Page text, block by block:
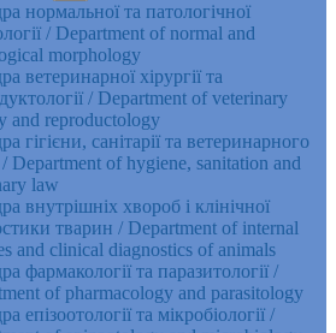
нормальної та патологічної
/ Department of normal and
morphology
ветеринарної хірургії та
/ Department of veterinary
and reproductology
гігієни, санітарії та ветеринарного
Department of hygiene, sanitation and
law
внутрішніх хвороб і клінічної
тварин / Department of internal
and clinical diagnostics of animals
фармакології та паразитології /
of pharmacology and parasitology
епізоотології та мікробіології /